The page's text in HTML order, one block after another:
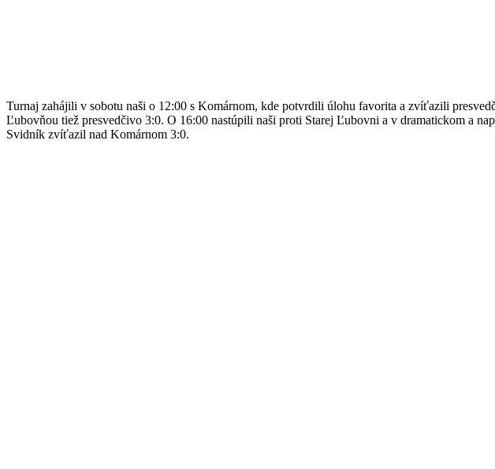
Turnaj zahájili v sobotu naši o 12:00 s Komárnom, kde potvrdili úlohu favorita a zvíťazili
Ľubovňou tiež presvedčivo 3:0. O 16:00 nastúpili naši proti Starej Ľubovni a v dramatickom a
Svidník zvíťazil nad Komárnom 3:0.